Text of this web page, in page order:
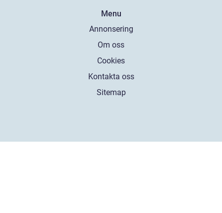
Menu
Annonsering
Om oss
Cookies
Kontakta oss
Sitemap